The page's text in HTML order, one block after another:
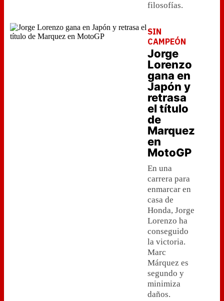
filosofías.
SIN
CAMPEÓN
Jorge
Lorenzo
gana en
Japón y
retrasa
el título
de
Marquez
en
MotoGP
En una
carrera para
enmarcar en
casa de
Honda, Jorge
Lorenzo ha
conseguido
la victoria.
Marc
Márquez es
segundo y
minimiza
daños.